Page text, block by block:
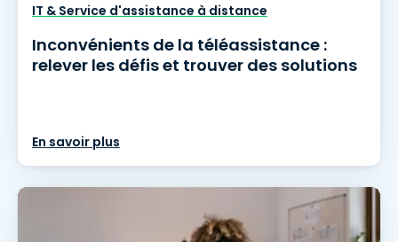
IT & Service d'assistance à distance
Inconvénients de la téléassistance :
relever les défis et trouver des solutions
En savoir plus